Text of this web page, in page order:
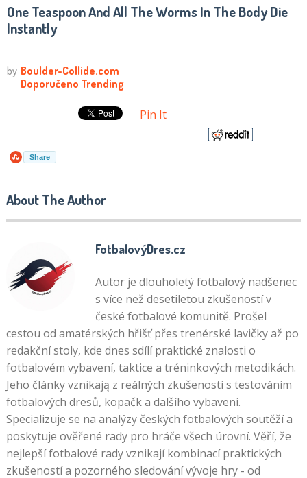
One Teaspoon And All The Worms In The Body Die
Instantly
Pin It
Share
About The Author
FotbalovýDres.cz
Autor je dlouholetý fotbalový nadšenec
s více než desetiletou zkušeností v
české fotbalové komunitě. Prošel
cestou od amatérských hřišť přes trenérské lavičky až po
redakční stoly, kde dnes sdílí praktické znalosti o
fotbalovém vybavení, taktice a tréninkových metodikách.
Jeho články vznikają z reálných zkušeností s testováním
fotbalových dresů, kopačk a dalšího vybavení.
Specializuje se na analýzy českých fotbalových soutěží a
poskytuje ověřené rady pro hráče všech úrovní. Věří, že
nejlepší fotbalové rady vznikají kombinací praktických
zkušeností a pozorného sledování vývoje hry - od